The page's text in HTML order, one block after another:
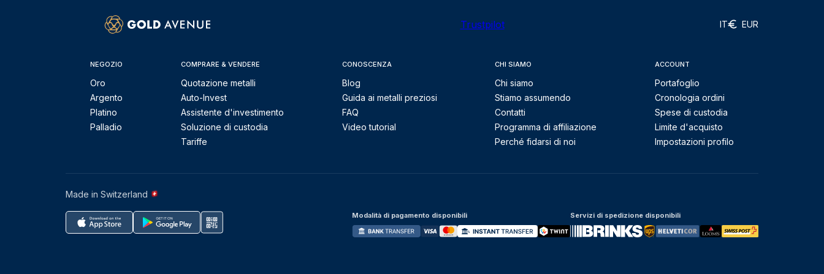
Trustpilot IT EUR
NEGOZIO
Oro
Argento
Platino
Palladio
COMPRARE & VENDERE
Quotazione metalli
Auto-Invest
Assistente d'investimento
Soluzione di custodia
Tariffe
CONOSCENZA
Blog
Guida ai metalli preziosi
FAQ
Video tutorial
CHI SIAMO
Chi siamo
Stiamo assumendo
Contatti
Programma di affiliazione
Perché fidarsi di noi
ACCOUNT
Portafoglio
Cronologia ordini
Spese di custodia
Limite d'acquisto
Impostazioni profilo
Made in Switzerland
Modalità di pagamento disponibili Servizi di spedizione disponibili